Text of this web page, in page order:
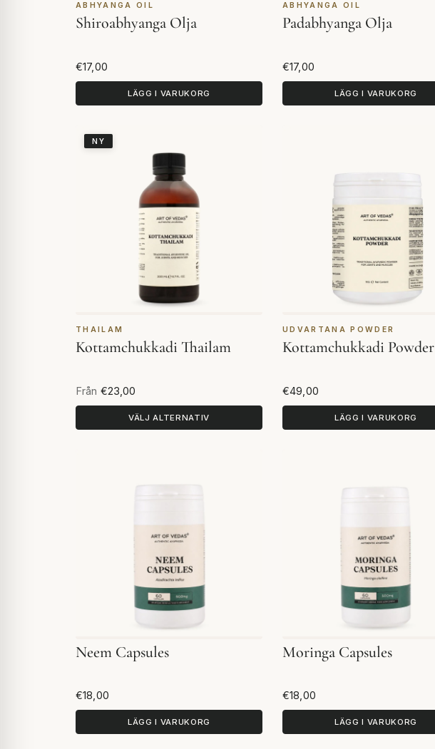
ABHYANGA OIL
Shiroabhyanga Olja
€17,00
LÄGG I VARUKORG
ABHYANGA OIL
Padabhyanga Olja
€17,00
LÄGG I VARUKORG
NY
THAILAM
Kottamchukkadi Thailam
Från €23,00
VÄLJ ALTERNATIV
UDVARTANA POWDER
Kottamchukkadi Powder
€49,00
LÄGG I VARUKORG
Neem Capsules
€18,00
LÄGG I VARUKORG
Moringa Capsules
€18,00
LÄGG I VARUKORG